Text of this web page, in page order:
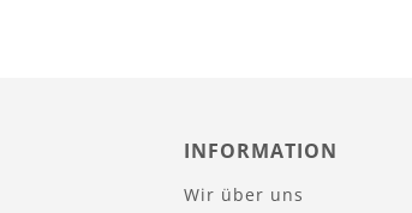
INFORMATION
Wir über uns